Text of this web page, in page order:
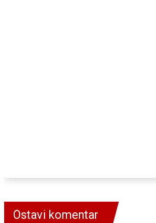
Ostavi komentar